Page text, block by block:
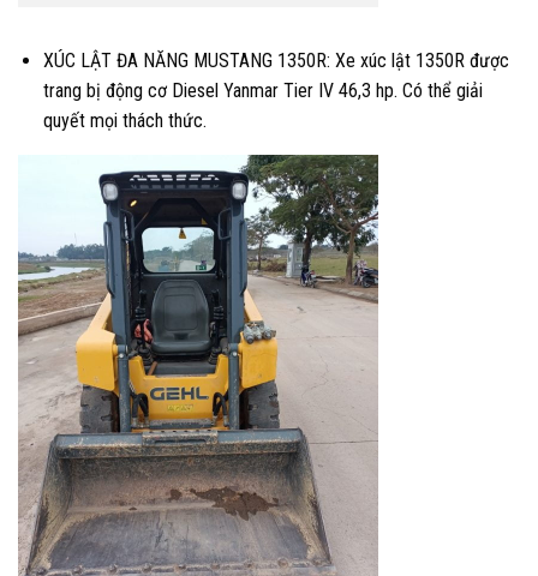
XÚC LẬT ĐA NĂNG MUSTANG 1350R: Xe xúc lật 1350R được
trang bị động cơ Diesel Yanmar Tier IV 46,3 hp. Có thể giải
quyết mọi thách thức.